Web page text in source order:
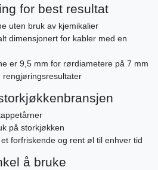
for best resultat
uten bruk av kjemikalier
dimensjonert for kabler med en
er 9,5 mm for rørdiametere på 7 mm
rengjøringsresultater
på storkjøkken
forfriskende og rent øl til enhver tid
å bruke